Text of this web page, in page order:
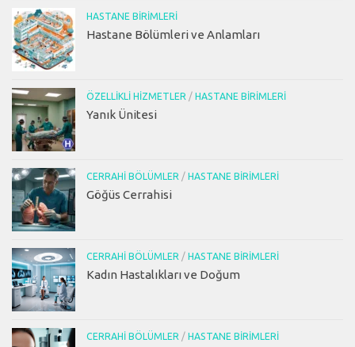
HASTANE BIRIMLERI
Hastane Bölümleri ve Anlamları
ÖZELLIKLI HIZMETLER / HASTANE BIRIMLERI
Yanık Ünitesi
CERRAHI BÖLÜMLER / HASTANE BIRIMLERI
Göğüs Cerrahisi
CERRAHI BÖLÜMLER / HASTANE BIRIMLERI
Kadın Hastalıkları ve Doğum
CERRAHI BÖLÜMLER / HASTANE BIRIMLERI